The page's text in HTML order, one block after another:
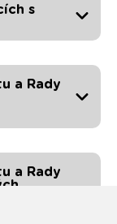
s
a Rady
a Rady
a